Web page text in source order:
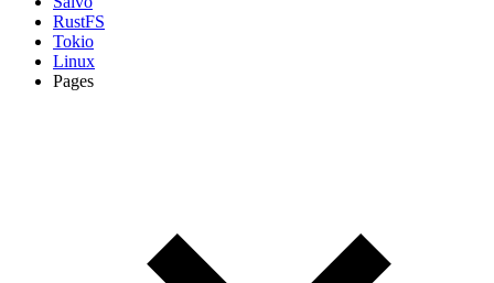
RustFS
Tokio
Linux
Pages